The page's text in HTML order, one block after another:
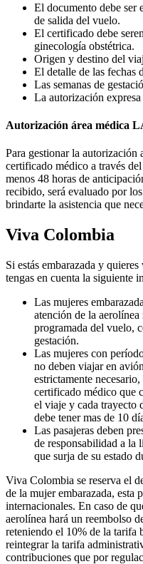
El documento debe ser
de salida del vuelo.
El certificado debe
ginecología obstétrica.
Origen y destino del
El detalle de las fechas
Las semanas de
La autorización
Autorización área médica
Para gestionar la autorización
certificado médico a través
menos 48 horas de
recibido, será evaluado por
brindarte la asistencia que
Viva Colombia
Si estás embarazada y
tengas en cuenta la siguiente
Las mujeres
atención de la
programada del vuelo,
gestación.
Las mujeres con
no deben viajar en
estrictamente
certificado médico que
el viaje y cada trayecto
debe tener mas de 10
Las pasajeras deben
de responsabilidad a la
que surja de su estado
Viva Colombia se reserva el
de la mujer embarazada, esta
internacionales. En caso de
aerolínea hará un reembolso
reteniendo el 10% de la tarifa
reintegrar la tarifa
contribuciones que por